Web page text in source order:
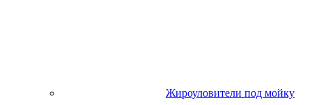
Жироуловители под мойку